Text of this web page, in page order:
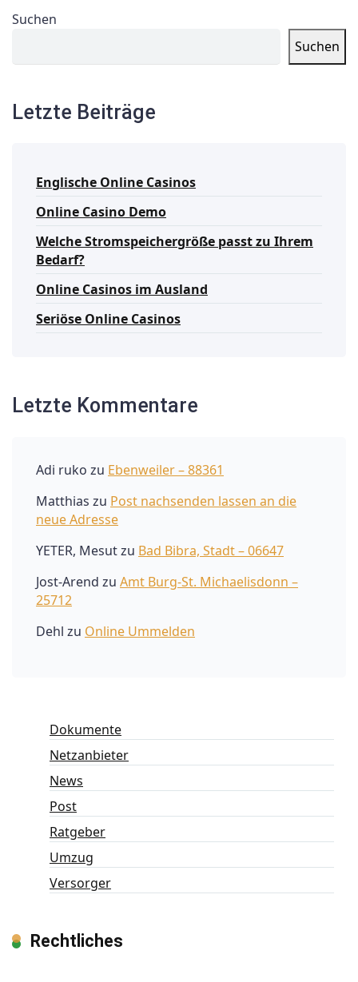
Suchen
Suchen
Letzte Beiträge
Englische Online Casinos
Online Casino Demo
Welche Stromspeichergröße passt zu Ihrem
Bedarf?
Online Casinos im Ausland
Seriöse Online Casinos
Letzte Kommentare
Adi ruko zu Ebenweiler – 88361
Matthias zu Post nachsenden lassen an die
neue Adresse
YETER, Mesutzu Bad Bibra, Stadt – 06647
Jost-Arend zu Amt Burg-St. Michaelisdonn –
25712
Dehl zu Online Ummelden
Dokumente
Netzanbieter
News
Post
Ratgeber
Umzug
Versorger
Rechtliches